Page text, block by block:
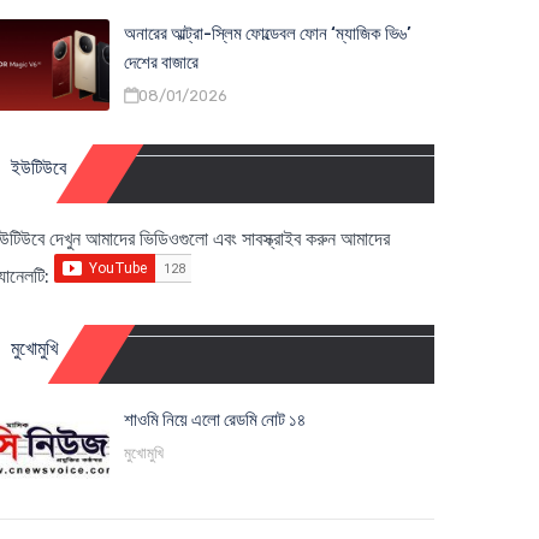
অনারের আল্ট্রা-স্লিম ফোল্ডেবল ফোন ‘ম্যাজিক ভি৬’
দেশের বাজারে
08/01/2026
ইউটিউবে
দেখুন আমাদের ভিডিওগুলো এবং সাবস্ক্রাইব করুন আমাদের
মুখোমুখি
শাওমি নিয়ে এলো রেডমি নোট ১৪
মুখোমুখি